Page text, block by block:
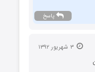
پاسخ
۳ شهریور ۱۳۹۲